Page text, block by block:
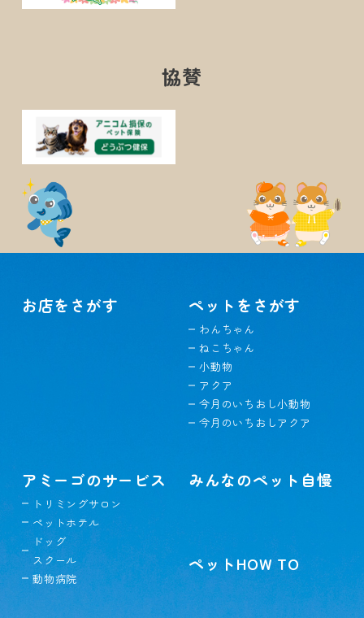
協賛
お店をさがす ペットをさがす
わんちゃん
ねこちゃん
小動物
アクア
今月のいちおし小動物
今月のいちおしアクア
アミーゴのサービス
トリミングサロン
ペットホテル
ドッグ
スクール
動物病院
みんなのペット自慢
ペットHOW TO